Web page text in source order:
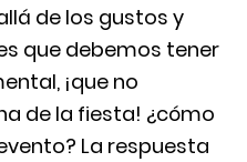
de los gustos y
que debemos tener
¡que no
de la fiesta! ¿cómo
La respuesta